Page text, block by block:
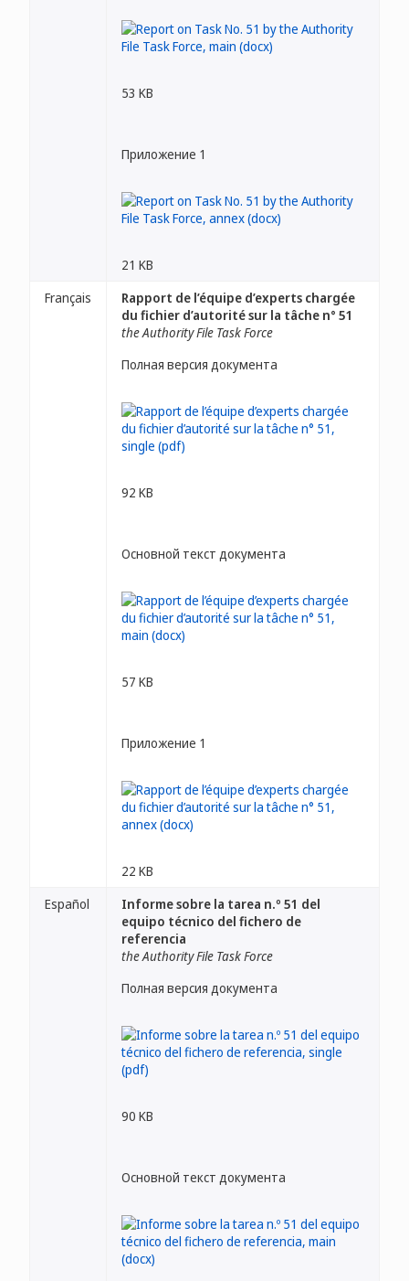
53 KB
Приложение 1
21 KB
Français
Rapport de l’équipe d’experts chargée
du fichier d’autorité sur la tâche n° 51
the Authority File Task Force
Полная версия документа
92 KB
Основной текст документа
57 KB
Приложение 1
22 KB
Español
Informe sobre la tarea n.º 51 del
equipo técnico del fichero de
referencia
the Authority File Task Force
Полная версия документа
90 KB
Основной текст документа